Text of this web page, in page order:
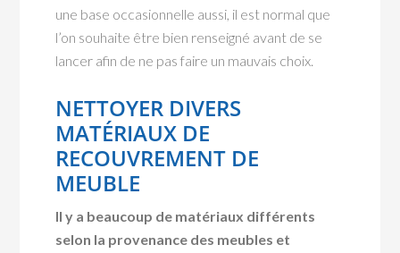
une base occasionnelle aussi, il est normal que
l’on souhaite être bien renseigné avant de se
lancer afin de ne pas faire un mauvais choix.
NETTOYER DIVERS
MATÉRIAUX DE
RECOUVREMENT DE
MEUBLE
Il y a beaucoup de matériaux différents
selon la provenance des meubles et